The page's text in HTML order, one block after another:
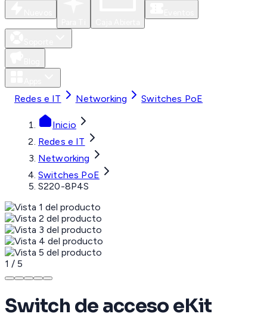
Redes e IT Networking Switches PoE
Inicio
Redes e IT
Networking
Switches PoE
S220-8P4S
1 / 5
Switch de acceso eKit